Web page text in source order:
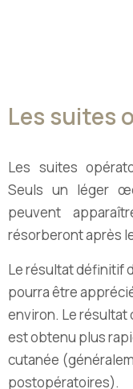
Les suites
Les suites
Seuls un léger
peuvent
résorberont après
Le résultat définitif
pourra être
environ. Le résultat
est obtenu plus
cutanée
postopératoires).